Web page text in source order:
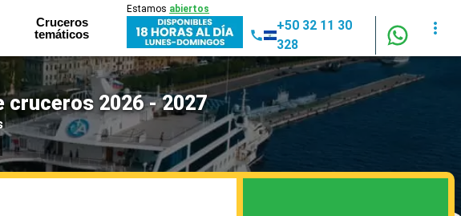
Cruceros
temáticos
Estamos abiertos
+50 32 11 30
328
2026 - 2027